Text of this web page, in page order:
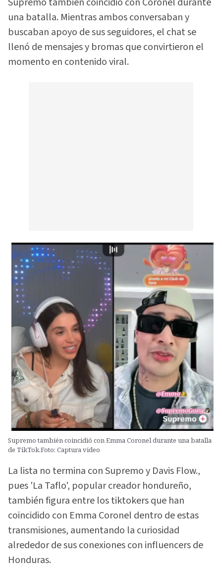
una batalla. Mientras ambos conversaban y
buscaban apoyo de sus seguidores, el chat se
llenó de mensajes y bromas que convirtieron el
momento en contenido viral.
Supremo también coincidió con Emma Coronel durante una batalla
de TikTok.Foto: Captura video
La lista no termina con Supremo y Davis Flow.,
pues 'La Taflo', popular creador hondureño,
también figura entre los tiktokers que han
coincidido con Emma Coronel dentro de estas
transmisiones, aumentando la curiosidad
alrededor de sus conexiones con influencers de
Honduras.